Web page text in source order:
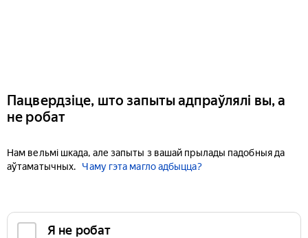
Пацвердзіце, што запыты адпраўлялі вы, а
не робат
Нам вельмі шкада, але запыты з вашай прылады падобныя да
аўтаматычных.
Чаму гэта магло адбыцца?
Я не робат